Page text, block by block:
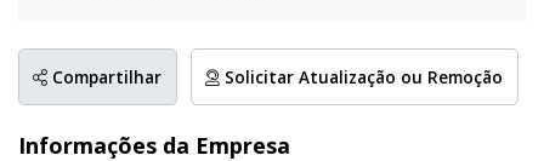
Compartilhar Solicitar Atualização ou Remoção
Informações da Empresa